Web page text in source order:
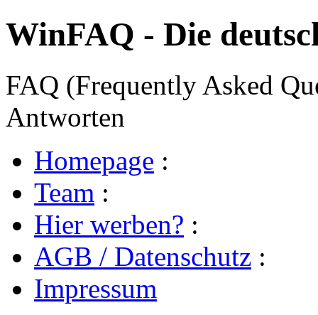
WinFAQ - Die
FAQ (Frequently Asked
Antworten
Homepage :
Team :
Hier werben? :
AGB / Datenschutz :
Impressum